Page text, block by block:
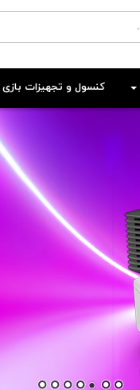
کنسول و تجهیزات بازی